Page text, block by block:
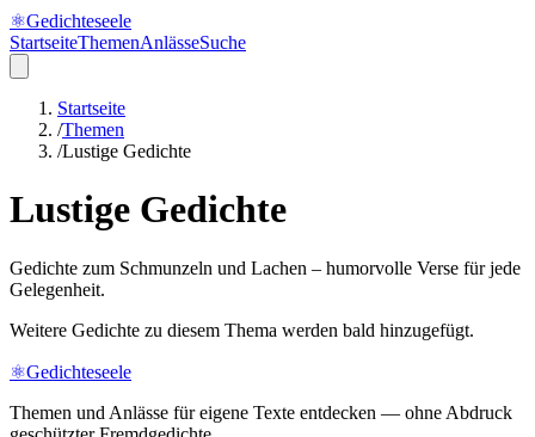
⚛Gedichteseele
StartseiteThemenAnlässeSuche
Startseite
/Themen
/Lustige Gedichte
Lustige Gedichte
Gedichte zum Schmunzeln und Lachen – humorvolle Verse für jede
Gelegenheit.
Weitere Gedichte zu diesem Thema werden bald hinzugefügt.
⚛Gedichteseele
Themen und Anlässe für eigene Texte entdecken — ohne Abdruck